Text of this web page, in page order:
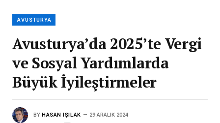
AVUSTURYA
Avusturya’da 2025’te Vergi
ve Sosyal Yardımlarda
Büyük İyileştirmeler
BY HASAN IŞILAK 29 ARALIK 2024